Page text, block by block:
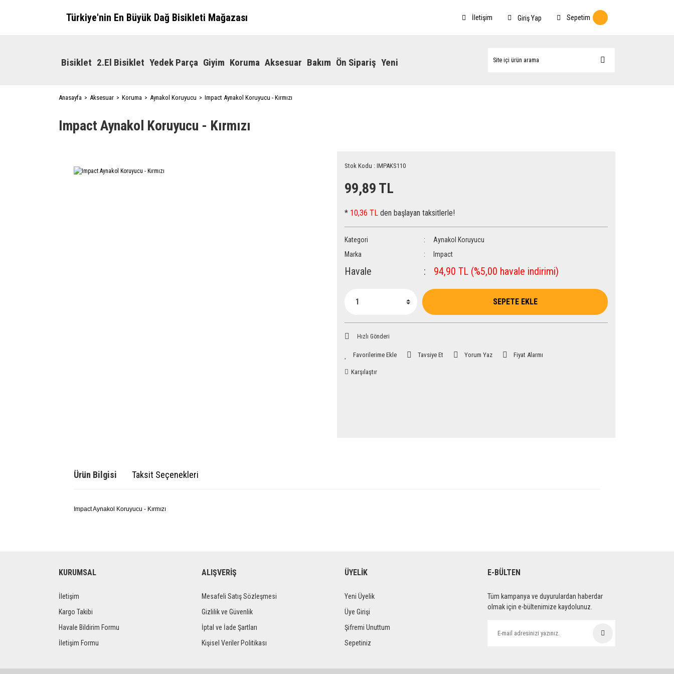
Türkiye'nin En Büyük Dağ Bisikleti Mağazası İletişim Giriş Yap Sepetim
Bisiklet 2.El Bisiklet Yedek Parça Giyim Koruma Aksesuar Bakım Ön Sipariş Yeni
Anasayfa Aksesuar Koruma Aynakol Koruyucu Impact Aynakol Koruyucu - Kırmızı
Impact Aynakol Koruyucu - Kırmızı
Stok Kodu : IMPAKS110
99,89 TL
* 10,36 TL den başlayan taksitlerle!
Kategori
Aynakol Koruyucu
Marka
Impact
Havale 94,90 TL (%5,00 havale indirimi)
SEPETE EKLE
Hızlı Gönderi
Tavsiye Et Yorum Yaz Fiyat Alarmı
Karşılaştır
Ürün Bilgisi Taksit Seçenekleri
Impact Aynakol Koruyucu - Kırmızı
KURUMSAL
İletişim
Kargo Takibi
Havale Bildirim Formu
İletişim Formu
ALIŞVERİŞ
Mesafeli Satış Sözleşmesi
Gizlilik ve Güvenlik
İptal ve İade Şartları
Kişisel Veriler Politikası
ÜYELİK
Yeni Üyelik
Üye Girişi
Şifremi Unuttum
Sepetiniz
E-BÜLTEN
Tüm kampanya ve duyurulardan haberdar
olmak için e-bültenimize kaydolunuz.